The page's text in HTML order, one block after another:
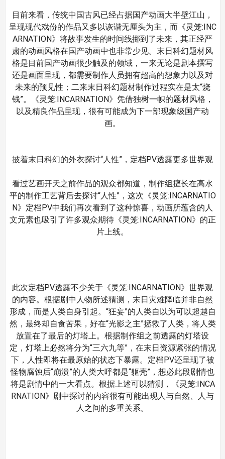
目前来看，传统中国古风已经占据国产动画大半壁江山，
呈现现代戏份的作品又多以诙谐无厘头为主，而《灵笼:INC
ARNATION》将故事发生的时间线挪到了未来，其正经严
肃的动画风格在国产动画中也非常少见。末日科幻题材风
格是目前国产动画很少触及的领域，一来无论是剧本撰写
还是画面呈现，都需要制作人员拥有超高的想象力以及对
未来的预见性；二来末日科幻题材制作过程实在是太“烧
钱”。《灵笼:INCARNATION》凭借独树一帜的题材风格，
以及精良作品呈现，很有可能成为下一部现象级国产动
画。
披着末日科幻的外衣探讨“人性”，定档PV透露更多世界观
看过艺画开天之前作品的观众都知道，制作组擅长在高水
平的制作工艺背后去探讨“人性”，这次《灵笼:INCARNATIO
N》定档PV中我们再次看到了这种惊喜，动画所蕴含的人
文元素也吸引了许多观众期待《灵笼:INCARNATION》的正
片上线。
此次定档PV透露不少关于《灵笼:INCARNATION》世界观
的内容。根据剧中人物所述猜测，末日灾难降临并非自然
形成，而是人类自身引起。“狂妄”的人类自以为可以超越自
然，最终却自食苦果，好在“光影之主”拯救了人类，将人类
放置在了最后的灯塔上。根据制作组之前透露的灯塔设
定，灯塔上必然将分为“三六九等”，在末日资源紧张的情况
下，人性即将在最原始的状态下暴露。定档PV还呈现了被
怪物腐蚀后“崩溃”的人类大呼都是“躯壳”，想必此段剧情也
将是剧情中的一大看点。根据上述可以猜测，《灵笼:INCA
RNATION》剧中探讨的内容很有可能出现人与自然、人与
人之间的多重关系。